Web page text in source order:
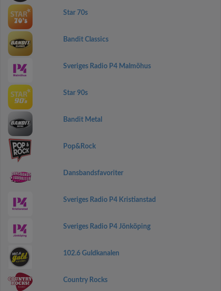
Star 70s
Bandit Classics
Sveriges Radio P4 Malmöhus
Star 90s
Bandit Metal
Pop&Rock
Dansbandsfavoriter
Sveriges Radio P4 Kristianstad
Sveriges Radio P4 Jönköping
102.6 Guldkanalen
Country Rocks